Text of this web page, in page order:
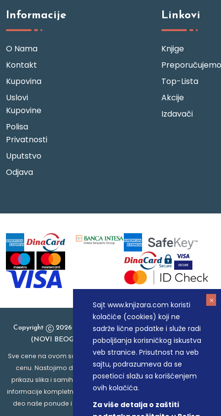
Sajt www.knjizara.com koristi
kolačiće (cookies) koji ne
sadrže lične podatke i služe radi
poboljšanja korisničkog iskustva
veb stranice. Prisutnost na veb
sajtu, podrazumeva da se
posetioci slažu sa korišćenjem
ovih kolačića.
Za više detalja o zaštiti
Informacije
O Nama
Kontakt
Kupovina
Uslovi
Kupovine
Polisa
Privatnosti
Uputstvo
Odjava
Linkovi
Knjige
Preporučujemo
Top-Lista
Akcije
Izdavači
Copyright
2026 Knjizara.com - MAKART DOO BEOGRAD
(NOVI BEOGRAD), PIB: 105184104, MB: 20337524
Sve cene na ovom sajtu iskazane su u dinarima. PDV je uračunat u
cenu. Nastojimo da budemo što precizniji u opisu proizvoda,
prikazu slika i samih cena, ali ne možemo garantovati da su sve
informacije kompletne i bez grešaka. Svi artikli prikazani na sajtu su
deo naše ponude i ne podrazumeva da su dostupni u svakom